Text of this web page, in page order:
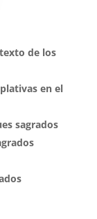
de los
en el
sagrados